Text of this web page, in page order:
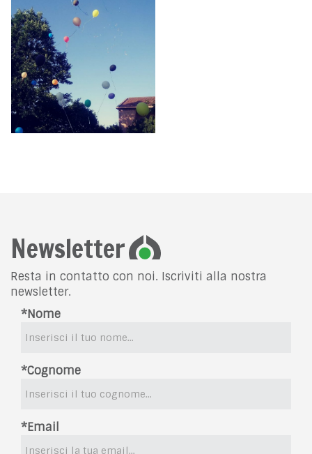
Newsletter
Resta in contatto con noi. Iscriviti alla nostra
newsletter.
*Nome
*Cognome
*Email